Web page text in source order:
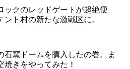
ックのレッドゲートが超絶便
ント村の新たな激戦区に。
石窯ドームを購入したの巻。ま
焼きをやってみた！